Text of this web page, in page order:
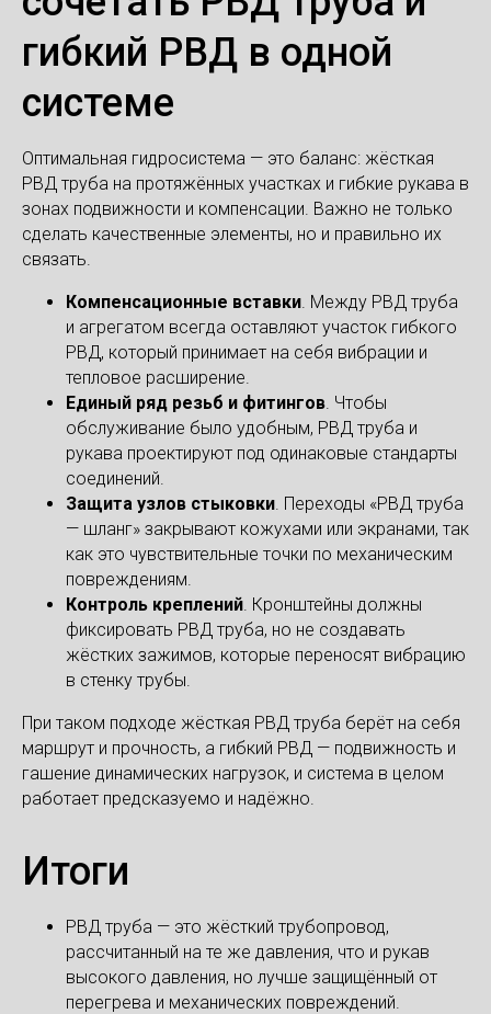
гибкий РВД в одной
системе
Оптимальная гидросистема — это баланс: жёсткая
РВД труба на протяжённых участках и гибкие рукава в
зонах подвижности и компенсации. Важно не только
сделать качественные элементы, но и правильно их
связать.
Компенсационные вставки. Между РВД труба
и агрегатом всегда оставляют участок гибкого
РВД, который принимает на себя вибрации и
тепловое расширение.
Единый ряд резьб и фитингов. Чтобы
обслуживание было удобным, РВД труба и
рукава проектируют под одинаковые стандарты
соединений.
Защита узлов стыковки. Переходы «РВД труба
— шланг» закрывают кожухами или экранами, так
как это чувствительные точки по механическим
повреждениям.
Контроль креплений. Кронштейны должны
фиксировать РВД труба, но не создавать
жёстких зажимов, которые переносят вибрацию
в стенку трубы.
При таком подходе жёсткая РВД труба берёт на себя
маршрут и прочность, а гибкий РВД — подвижность и
гашение динамических нагрузок, и система в целом
работает предсказуемо и надёжно.
Итоги
РВД труба — это жёсткий трубопровод,
рассчитанный на те же давления, что и рукав
высокого давления, но лучше защищённый от
перегрева и механических повреждений.